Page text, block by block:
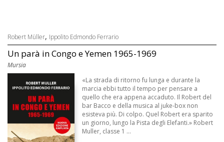
Robert Müller, Ippolito Edmondo Ferrario
Un parà in Congo e Yemen 1965-1969
Mursia
«La strada di ritorno fu lunga e durante la
marcia ebbi tutto il tempo per pensare a
quello che era appena accaduto. Il Robert del
bar Bacco e della musica al juke-box non
esisteva più. Di colpo. Quel Robert era sparito
un giorno, lungo la Pista degli Elefanti.» Robert
Muller, classe 1 ...